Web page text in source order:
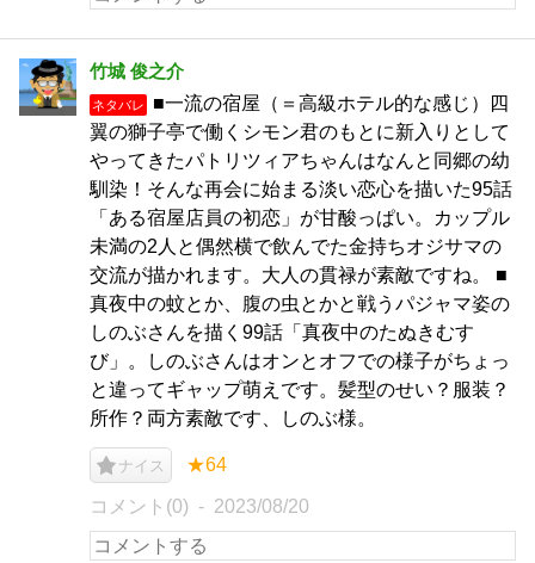
竹城 俊之介
ネタバレ
■一流の宿屋（＝高級ホテル的な感じ）四
翼の獅子亭で働くシモン君のもとに新入りとして
やってきたパトリツィアちゃんはなんと同郷の幼
馴染！そんな再会に始まる淡い恋心を描いた95話
「ある宿屋店員の初恋」が甘酸っぱい。カップル
未満の2人と偶然横で飲んでた金持ちオジサマの
交流が描かれます。大人の貫禄が素敵ですね。 ■
真夜中の蚊とか、腹の虫とかと戦うパジャマ姿の
しのぶさんを描く99話「真夜中のたぬきむす
び」。しのぶさんはオンとオフでの様子がちょっ
と違ってギャップ萌えです。髪型のせい？服装？
所作？両方素敵です、しのぶ様。
ナイス ★64
コメント(0) 2023/08/20